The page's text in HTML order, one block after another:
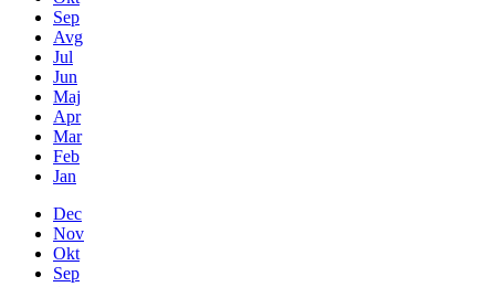
Sep
Avg
Jul
Jun
Maj
Apr
Mar
Feb
Jan
Dec
Nov
Okt
Sep